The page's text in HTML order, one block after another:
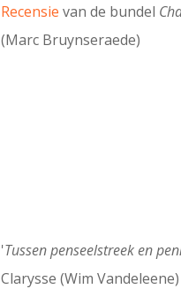
Recensie van de bundel
(Marc Bruynseraede)
'Tussen penseelstreek en
Clarysse (Wim Vandeleene)